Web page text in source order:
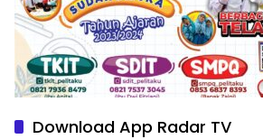
Download App Radar TV